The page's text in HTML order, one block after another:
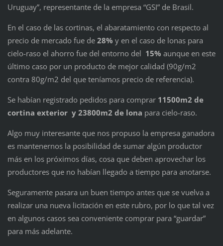
Uruguay”, representante de la empresa “GSI” de Brasil.
En el caso de las cortinas, el abaratamiento con respecto al
precio de mercado fue de28% y en el caso de lonas para
cielo-raso el ahorro fue del entorno del 15% aunque en este
último caso por un producto de mejor calidad (90g/m2
contra 80g/m2 del que teníamos precio de referencia).
Se habían registrado pedidos para comprar 11500m2 de
cortina exterior y 23800m2 de lona para cielo-raso.
Algo muy interesante que nos propuso la empresa ganadora
es mantenernos la posibilidad de sumar algún productor
más en los próximos días, cosa que deben aprovechar los
productores que no habían llegado a tiempo para anotarse.
Seguramente pasara un buen tiempo antes que se vuelva a
realizar una nueva licitación en este rubro, por lo que tal vez
en algunos casos sea conveniente comprar para “guardar”
para más adelante.